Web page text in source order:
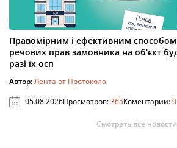
Правомірним і ефективним способом
речових прав замовника на об’єкт
разі їх осп
Автор:Лента от Протокола
05.08.2026Просмотров:365Коментарии:0
Смотреть все новости